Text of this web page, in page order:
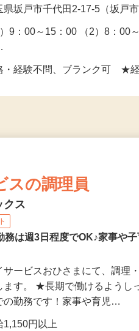
1,150円以上
県坂戸市千代田2-17-5（坂
）9：00～15：00 （2）8：
スの調理員
クス
務は週3日程度でOK♪家事や
サービスおひさまにて、調理
ます。 ★長期で働けるよう